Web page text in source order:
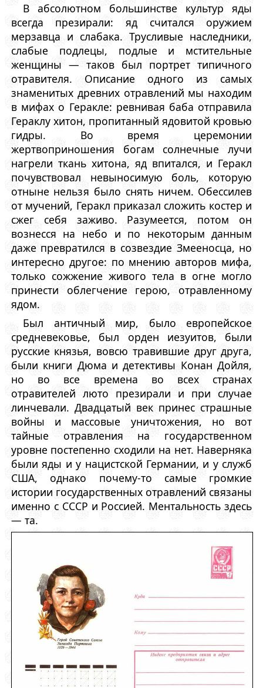
В абсолютном большинстве культур яды
всегда презирали: яд считался оружием
мерзавца и слабака. Трусливые наследники,
слабые подлецы, подлые и мстительные
женщины — таков был портрет типичного
отравителя. Описание одного из самых
знаменитых древних отравлений мы находим
в мифах о Геракле: ревнивая баба отправила
Гераклу хитон, пропитанный ядовитой кровью
гидры. Во время церемонии
жертвоприношения богам солнечные лучи
нагрели ткань хитона, яд впитался, и Геракл
почувствовал невыносимую боль, которую
отныне нельзя было снять ничем. Обессилев
от мучений, Геракл приказал сложить костер и
сжег себя заживо. Разумеется, потом он
вознесся на небо и по некоторым данным
даже превратился в созвездие Змееносца, но
интересно другое: по мнению авторов мифа,
только сожжение живого тела в огне могло
принести облегчение герою, отравленному
ядом.
Был античный мир, было европейское
средневековье, был орден иезуитов, были
русские князья, вовсю травившие друг друга,
были книги Дюма и детективы Конан Дойля,
но во все времена во всех странах
отравителей люто презирали и при случае
линчевали. Двадцатый век принес страшные
войны и массовые уничтожения, но вот
тайные отравления на государственном
уровне постепенно сходили на нет. Наверняка
были яды и у нацистской Германии, и у служб
США, однако почему-то самые громкие
истории государственных отравлений связаны
именно с СССР и Россией. Ментальность здесь
— та.